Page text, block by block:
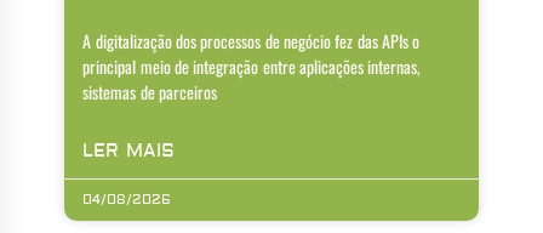
A digitalização dos processos de negócio fez das APIs o
principal meio de integração entre aplicações internas,
sistemas de parceiros
LER MAIS
04/08/2026